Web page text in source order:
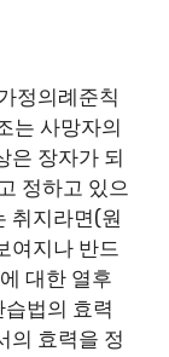
정의례준칙
는 사망자의
은 장자가 되
정하고 있으
취지라면(원
여지나 반드
대한 열후
법의 효력
의 효력을 정